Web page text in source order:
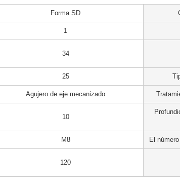
Forma SD
1
34
25
Agujero de eje mecanizado
10
M8 El
120